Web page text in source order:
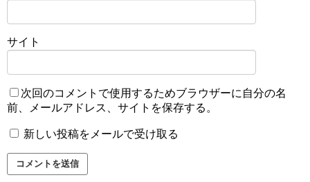
サイト
次回のコメントで使用するためブラウザーに自分の名
前、メールアドレス、サイトを保存する。
新しい投稿をメールで受け取る